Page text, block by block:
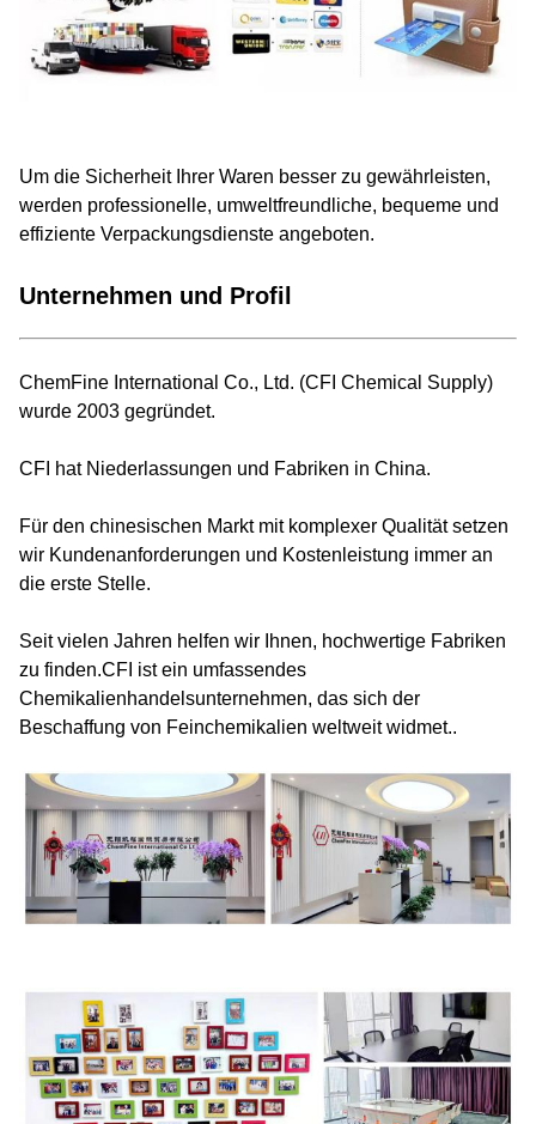
Um die Sicherheit Ihrer Waren besser zu gewährleisten,
werden professionelle, umweltfreundliche, bequeme und
effiziente Verpackungsdienste angeboten.
Unternehmen und Profil
ChemFine International Co., Ltd. (CFI Chemical Supply)
wurde 2003 gegründet.
CFI hat Niederlassungen und Fabriken in China.
Für den chinesischen Markt mit komplexer Qualität setzen
wir Kundenanforderungen und Kostenleistung immer an
die erste Stelle.
Seit vielen Jahren helfen wir Ihnen, hochwertige Fabriken
zu finden.CFI ist ein umfassendes
Chemikalienhandelsunternehmen, das sich der
Beschaffung von Feinchemikalien weltweit widmet..